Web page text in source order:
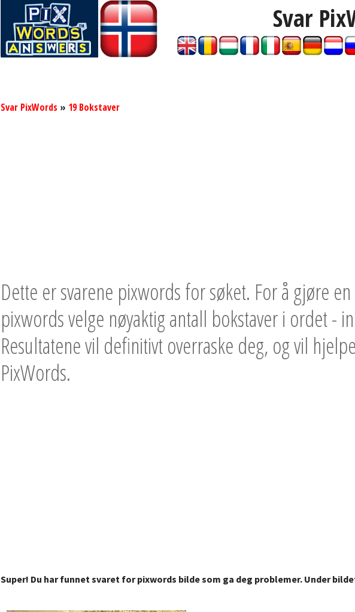
Svar
Svar PixWords » 19 Bokstaver
Dette er svarene pixwords for søket. For å gjøre
pixwords velge nøyaktig antall bokstaver i ordet -
Resultatene vil definitivt overraske deg, og vil
PixWords.
Super! Du har funnet svaret for pixwords bilde som ga deg problemer. Under